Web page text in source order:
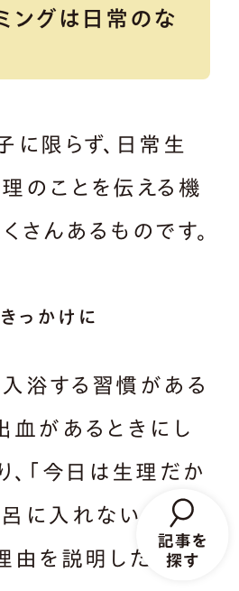
ングは日常のな
に限らず、日常生
のことを伝える機
さんあるものです。
っかけに
浴する習慣がある
血があるときにし
、「今日は生理だか
に入れないんだ。
由を説明したりし